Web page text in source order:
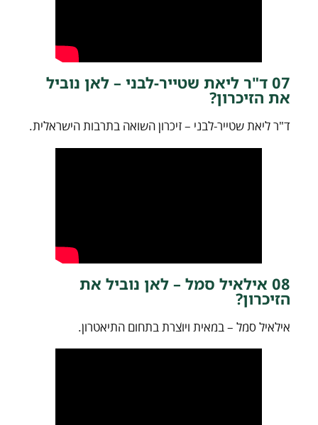
07 ד"ר ליאת שטייר-לבני – לאן נוביל
את הזיכרון?
ד"ר ליאת שטייר-לבני – זיכרון השואה בתרבות הישראלית.
08 אילאיל סמל – לאן נוביל את
הזיכרון?
אילאיל סמל – במאית ויוצרת בתחום התיאטרון.